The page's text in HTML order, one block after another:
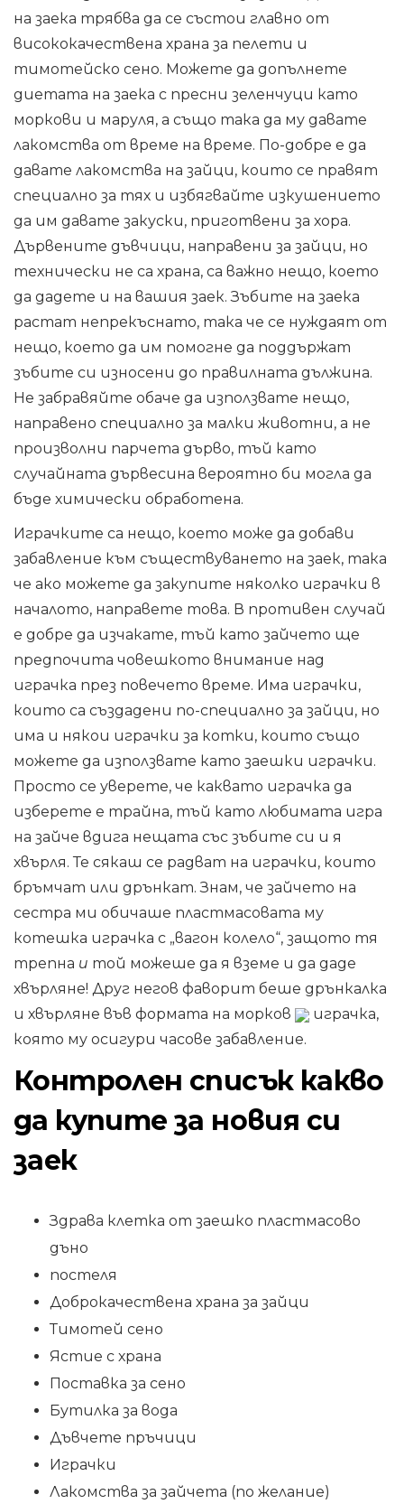
на заека трябва да се състои главно от
висококачествена храна за пелети и
тимотейско сено. Можете да допълнете
диетата на заека с пресни зеленчуци като
моркови и маруля, а също така да му давате
лакомства от време на време. По-добре е да
давате лакомства на зайци, които се правят
специално за тях и избягвайте изкушението
да им давате закуски, приготвени за хора.
Дървените дъвчици, направени за зайци, но
технически не са храна, са важно нещо, което
да дадете и на вашия заек. Зъбите на заека
растат непрекъснато, така че се нуждаят от
нещо, което да им помогне да поддържат
зъбите си износени до правилната дължина.
Не забравяйте обаче да използвате нещо,
направено специално за малки животни, а не
произволни парчета дърво, тъй като
случайната дървесина вероятно би могла да
бъде химически обработена.
Играчките са нещо, което може да добави
забавление към съществуването на заек, така
че ако можете да закупите няколко играчки в
началото, направете това. В противен случай
е добре да изчакате, тъй като зайчето ще
предпочита човешкото внимание над
играчка през повечето време. Има играчки,
които са създадени по-специално за зайци, но
има и някои играчки за котки, които също
можете да използвате като заешки играчки.
Просто се уверете, че каквато играчка да
изберете е трайна, тъй като любимата игра
на зайче вдига нещата със зъбите си и я
хвърля. Те сякаш се радват на играчки, които
бръмчат или дрънкат. Знам, че зайчето на
сестра ми обичаше пластмасовата му
котешка играчка с „вагон колело“, защото тя
трепна и той можеше да я вземе и да даде
хвърляне! Друг негов фаворит беше дрънкалка
и хвърляне във формата на морков
играчка,
която му осигури часове забавление.
Контролен списък какво
да купите за новия си
заек
Здрава клетка от заешко пластмасово
дъно
постеля
Доброкачествена храна за зайци
Тимотей сено
Ястие с храна
Поставка за сено
Бутилка за вода
Дъвчете пръчици
Играчки
Лакомства за зайчета (по желание)